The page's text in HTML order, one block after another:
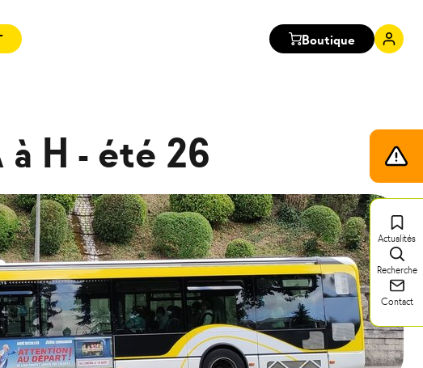
Boutique
Mon
à H - été 26
Infos
trafic
Actualités
Recherche
Contact